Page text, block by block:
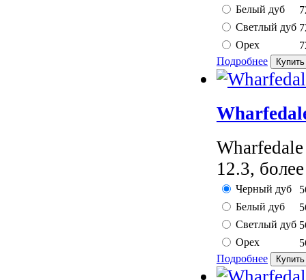
Белый дуб
Светлый дуб
Орех
Подробнее
12.3,
Черный дуб
Белый дуб
Светлый дуб
Орех
Подробнее